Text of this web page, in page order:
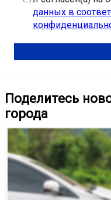
данных в
Поделитесь
города